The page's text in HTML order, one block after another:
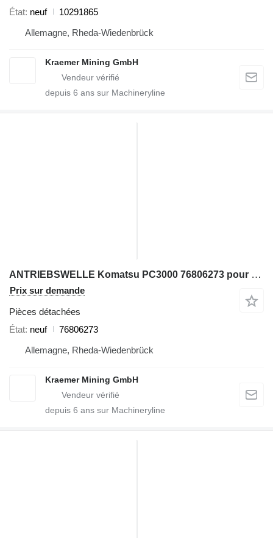
État neuf
10291865
Allemagne, Rheda-Wiedenbrück
Kraemer Mining GmbH
depuis 6 ans sur Machineryline
ANTRIEBSWELLE Komatsu PC3000 76806273 pour excavateur
Prix sur demande
Pièces détachées
État neuf
76806273
Allemagne, Rheda-Wiedenbrück
Kraemer Mining GmbH
depuis 6 ans sur Machineryline